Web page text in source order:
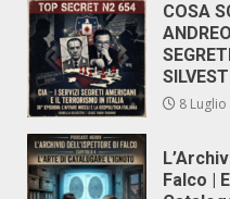
COSA
8
Falco |